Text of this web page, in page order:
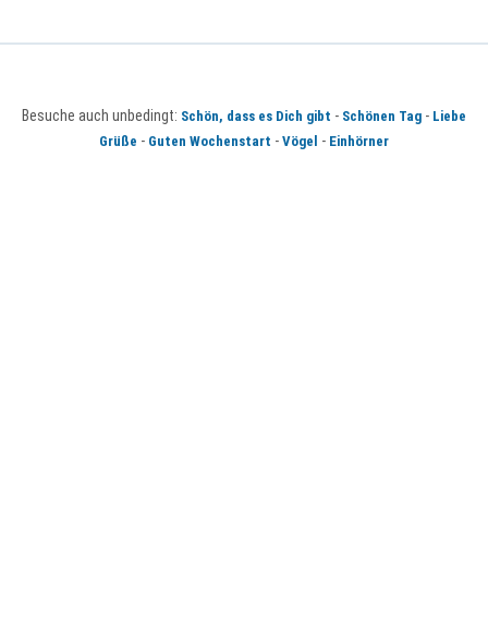
Besuche auch unbedingt: Schön, dass es Dich gibt - Schönen Tag - Liebe
Grüße - Guten Wochenstart - Vögel - Einhörner